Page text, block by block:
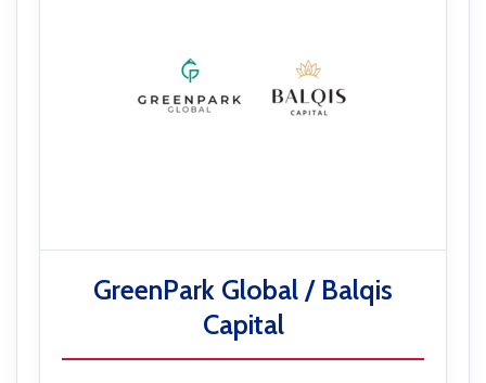
GreenPark Global / Balqis
Capital